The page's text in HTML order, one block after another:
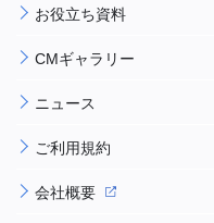
お役立ち資料
CMギャラリー
ニュース
ご利用規約
会社概要